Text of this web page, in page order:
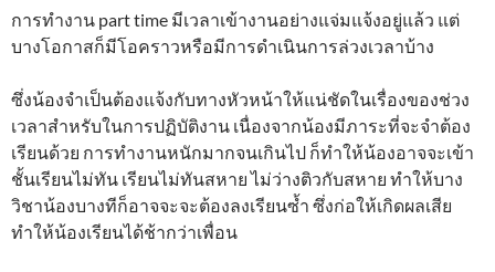
การทำงาน part time มีเวลาเข้างานอย่างแจ่มแจ้งอยู่แล้ว แต่
บางโอกาสก็มีโอคราวหรือมีการดำเนินการล่วงเวลาบ้าง
ซึ่งน้องจำเป็นต้องแจ้งกับทางหัวหน้าให้แน่ชัดในเรื่องของช่วง
เวลาสำหรับในการปฏิบัติงาน เนื่องจากน้องมีภาระที่จะจำต้อง
เรียนด้วย การทำงานหนักมากจนเกินไป ก็ทำให้น้องอาจจะเข้า
ชั้นเรียนไม่ทัน เรียนไม่ทันสหาย ไม่ว่างติวกับสหาย ทำให้บาง
วิชาน้องบางทีก็อาจจะจะต้องลงเรียนซ้ำ ซึ่งก่อให้เกิดผลเสีย
ทำให้น้องเรียนได้ช้ากว่าเพื่อน